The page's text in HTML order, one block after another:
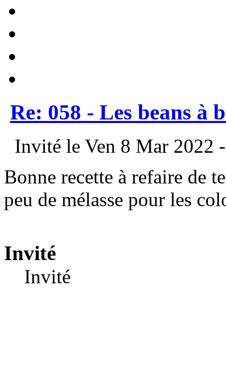
Re: 058 - Les beans à
Invité le Ven 8 Mar 2022
Bonne recette à refaire de
peu de mélasse pour les
Invité
Invité